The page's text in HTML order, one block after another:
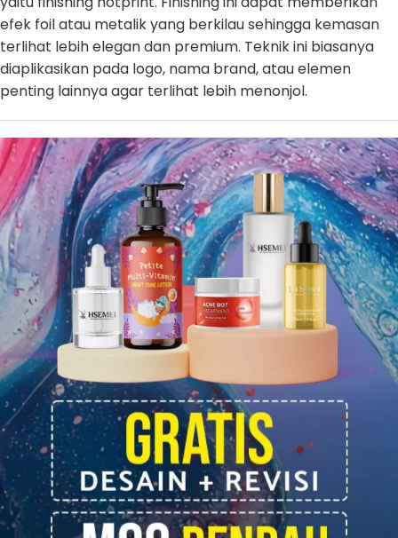
efek foil atau metalik yang berkilau sehingga kemasan
terlihat lebih elegan dan premium. Teknik ini biasanya
diaplikasikan pada logo, nama brand, atau elemen
penting lainnya agar terlihat lebih menonjol.